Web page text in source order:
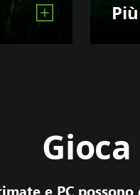
e PC